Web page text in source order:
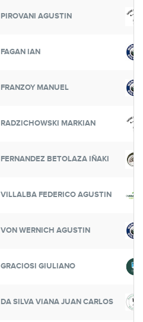
PIROVANI AGUSTIN
FAGAN IAN
FRANZOY MANUEL
RADZICHOWSKI MARKIAN
FERNANDEZ BETOLAZA IÑAKI
VILLALBA FEDERICO AGUSTIN
VON WERNICH AGUSTIN
GRACIOSI GIULIANO
DA SILVA VIANA JUAN CARLOS